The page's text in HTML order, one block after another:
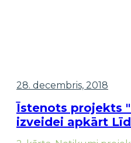
28. decembris, 2018
Īstenots projekts
izveidei apkārt